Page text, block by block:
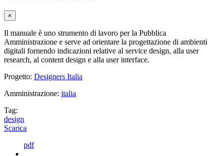
×
Il manuale è uno strumento di lavoro per la Pubblica
Amministrazione e serve ad orientare la progettazione di ambienti
digitali fornendo indicazioni relative al service design, alla user
research, al content design e alla user interface.
Progetto: Designers Italia
Amministrazione: italia
Tag:
design
Scarica
pdf